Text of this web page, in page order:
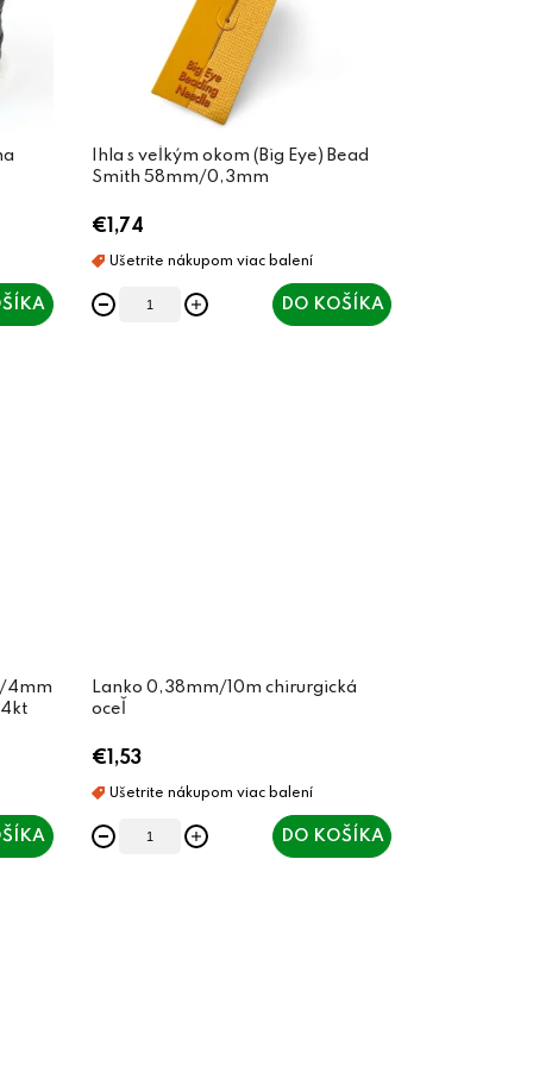
Ihla s veľkým okom (Big Eye) Bead
Smith 58mm/0,3mm
€1,74
DO KOŠÍKA
4mm
Lanko 0,38mm/10m chirurgická
oceľ
€1,53
DO KOŠÍKA